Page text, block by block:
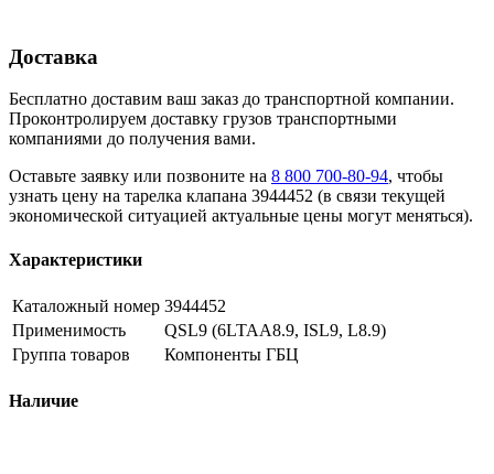
Доставка
Бесплатно доставим ваш заказ до транспортной компании.
Проконтролируем доставку грузов транспортными
компаниями до получения вами.
Оставьте заявку или позвоните на 8 800 700-80-94, чтобы
узнать цену на тарелка клапана 3944452 (в связи текущей
экономической ситуацией актуальные цены могут меняться).
Характеристики
Каталожный номер 3944452
Применимость
QSL9 (6LTAA8.9, ISL9, L8.9)
Группа товаров
Компоненты ГБЦ
Наличие